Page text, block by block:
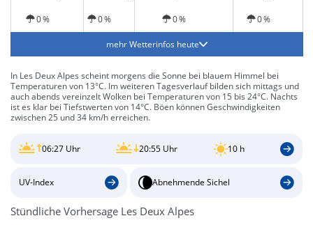
0 % 0 % 0 % 0 %
mehr Wetterinfos heute
In Les Deux Alpes scheint morgens die Sonne bei blauem Himmel bei
Temperaturen von 13°C. Im weiteren Tagesverlauf bilden sich mittags und
auch abends vereinzelt Wolken bei Temperaturen von 15 bis 24°C. Nachts
ist es klar bei Tiefstwerten von 14°C. Böen können Geschwindigkeiten
zwischen 25 und 34 km/h erreichen.
06:27 Uhr 20:55 Uhr 10 h
UV-Index Abnehmende Sichel
Stündliche Vorhersage Les Deux Alpes